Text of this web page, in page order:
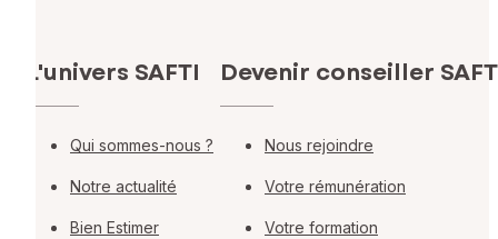
L'univers SAFTI
Qui sommes-nous ?
Notre actualité
Bien Estimer
Devenir conseiller
Nous rejoindre
Votre rémunération
Votre formation